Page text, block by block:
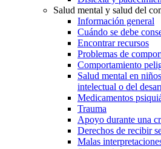
Salud mental y salud del
Información general
Cuándo se debe
Encontrar recursos
Problemas de
Comportamiento
Salud mental en
intelectual o del
Medicamentos
Trauma
Apoyo durante una
Derechos de recibir
Malas